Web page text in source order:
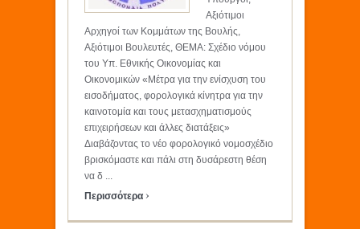
Αξιότιμοι
Αρχηγοί των Κομμάτων της Βουλής,
Αξιότιμοι Βουλευτές, ΘΕΜΑ: Σχέδιο νόμου
του Υπ. Εθνικής Οικονομίας και
Οικονομικών «Μέτρα για την ενίσχυση του
εισοδήματος, φορολογικά κίνητρα για την
καινοτομία και τους μετασχηματισμούς
επιχειρήσεων και άλλες διατάξεις»
Διαβάζοντας το νέο φορολογικό νομοσχέδιο
βρισκόμαστε και πάλι στη δυσάρεστη θέση
να δ ...
Περισσότερα ›